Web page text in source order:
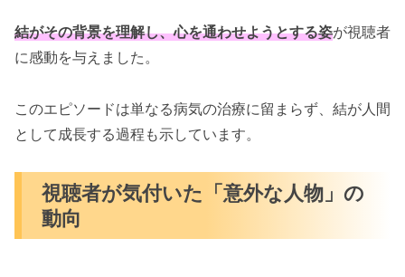
結がその背景を理解し、心を通わせようとする姿が視聴者
に感動を与えました。
このエピソードは単なる病気の治療に留まらず、結が人間
として成長する過程も示しています。
視聴者が気付いた「意外な人物」の
動向